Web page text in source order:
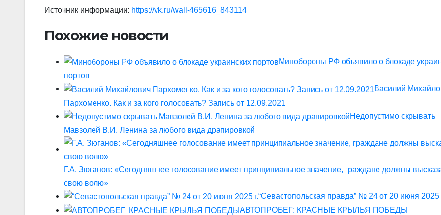
Источник информации: https://vk.ru/wall-465616_843114
Похожие новости
Минобороны РФ объявило о блокаде
портов
Василий
Пархоменко. Как и за кого голосовать? Запись от 12.09.2021
Недопустимо скрывать
Мавзолей В.И. Ленина за любого вида драпировкой
Г.А. Зюганов: «Сегодняшнее голосование имеет принципиальное значение, граждане должны
свою волю»
“Севастопольская правда” № 24 от 20 июня 2025
АВТОПРОБЕГ: КРАСНЫЕ КРЫЛЬЯ ПОБЕДЫ